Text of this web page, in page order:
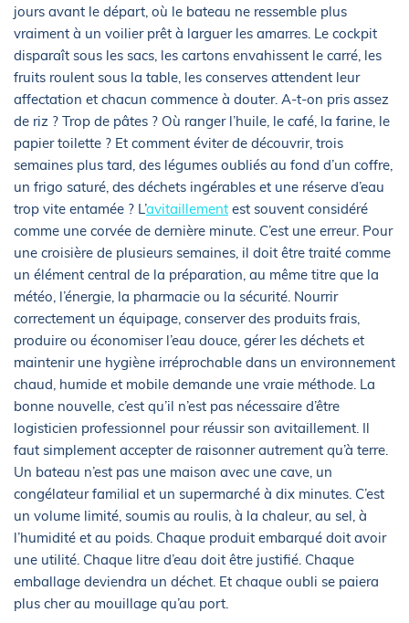
jours avant le départ, où le bateau ne ressemble plus
vraiment à un voilier prêt à larguer les amarres. Le cockpit
disparaît sous les sacs, les cartons envahissent le carré, les
fruits roulent sous la table, les conserves attendent leur
affectation et chacun commence à douter. A-t-on pris assez
de riz ? Trop de pâtes ? Où ranger l’huile, le café, la farine, le
papier toilette ? Et comment éviter de découvrir, trois
semaines plus tard, des légumes oubliés au fond d’un coffre,
un frigo saturé, des déchets ingérables et une réserve d’eau
trop vite entamée ? L’avitaillement est souvent considéré
comme une corvée de dernière minute. C’est une erreur. Pour
une croisière de plusieurs semaines, il doit être traité comme
un élément central de la préparation, au même titre que la
météo, l’énergie, la pharmacie ou la sécurité. Nourrir
correctement un équipage, conserver des produits frais,
produire ou économiser l’eau douce, gérer les déchets et
maintenir une hygiène irréprochable dans un environnement
chaud, humide et mobile demande une vraie méthode. La
bonne nouvelle, c’est qu’il n’est pas nécessaire d’être
logisticien professionnel pour réussir son avitaillement. Il
faut simplement accepter de raisonner autrement qu’à terre.
Un bateau n’est pas une maison avec une cave, un
congélateur familial et un supermarché à dix minutes. C’est
un volume limité, soumis au roulis, à la chaleur, au sel, à
l’humidité et au poids. Chaque produit embarqué doit avoir
une utilité. Chaque litre d’eau doit être justifié. Chaque
emballage deviendra un déchet. Et chaque oubli se paiera
plus cher au mouillage qu’au port.